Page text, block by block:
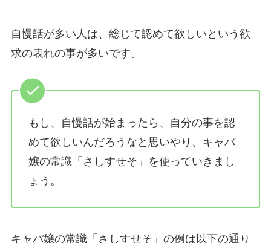
自慢話が多い人は、総じて認めて欲しいという欲
求の表れの事が多いです。
もし、自慢話が始まったら、自分の事を認
めて欲しいんだろうなと思いやり、キャバ
嬢の常識「さしすせそ」を使っていきまし
ょう。
キャバ嬢の常識「さしすせそ」の例は以下の通り